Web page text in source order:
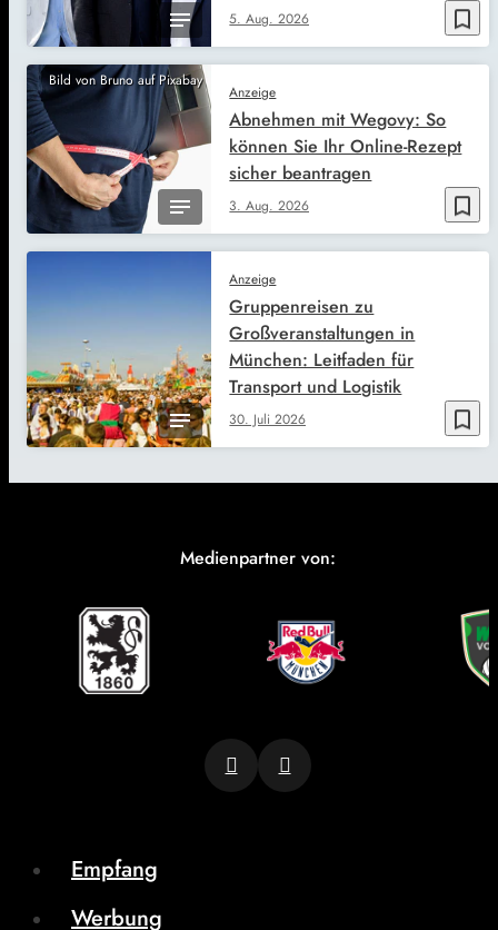
bookmark_border
5. Aug. 2026
Bild von Bruno auf Pixabay
bookmark_border
Anzeige
3. Aug. 2026
Abnehmen mit Wegovy: So
können Sie Ihr Online-Rezept
sicher beantragen
bookmark_border
Anzeige
30. Juli 2026
Gruppenreisen zu
Großveranstaltungen in
München: Leitfaden für
Transport und Logistik
Medienpartner von:
Empfang
Werbung